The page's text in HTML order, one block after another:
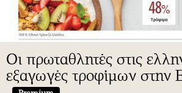
Οι πρωταθλητές στις
εξαγωγές τροφίμων στην